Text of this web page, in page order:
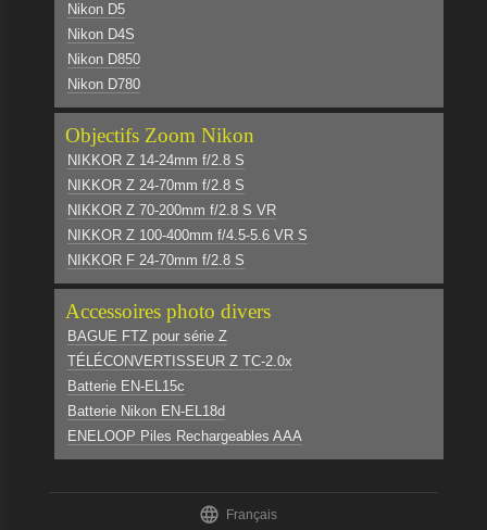
Nikon D5
Nikon D4S
Nikon D850
Nikon D780
Objectifs Zoom Nikon
NIKKOR Z 14-24mm f/2.8 S
NIKKOR Z 24-70mm f/2.8 S
NIKKOR Z 70-200mm f/2.8 S VR
NIKKOR Z 100-400mm f/4.5-5.6 VR S
NIKKOR F 24-70mm f/2.8 S
Accessoires photo divers
BAGUE FTZ pour série Z
TÉLÉCONVERTISSEUR Z TC-2.0x
Batterie EN-EL15c
Batterie Nikon EN-EL18d
ENELOOP Piles Rechargeables AAA
 Français